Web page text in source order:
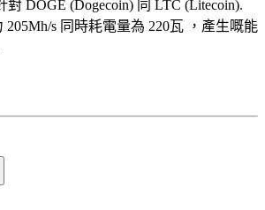
對 DOGE (Dogecoin) 同 LTC (Litecoin).
205Mh/s 同時耗電量為 220瓦 ，產生嘅能